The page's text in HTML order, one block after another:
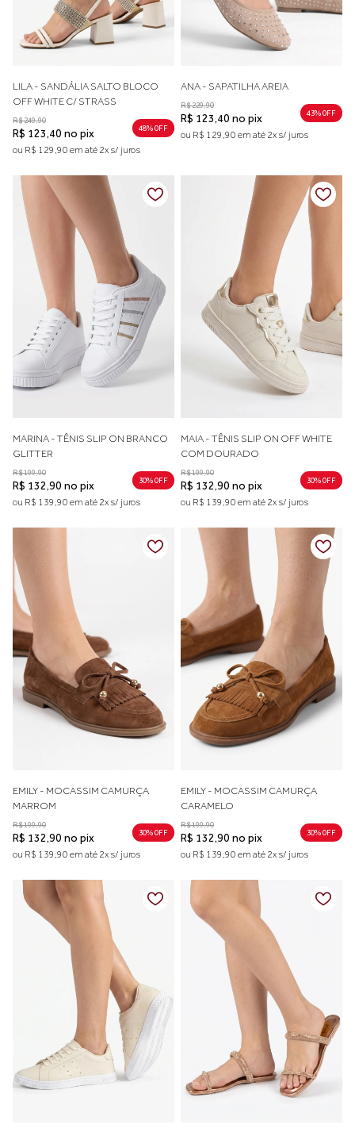
LILA - SANDÁLIA SALTO BLOCO
OFF WHITE C/ STRASS
R$ 249,90
R$ 123,40 no pix 48% 0FF
ou R$ 129,90 em até 2x s/ juros
ANA - SAPATILHA AREIA
R$ 229,90
R$ 123,40 no pix 43% 0FF
ou R$ 129,90 em até 2x s/ juros
MARINA - TÊNIS SLIP ON BRANCO
GLITTER
R$ 199,90
R$ 132,90 no pix 30% 0FF
ou R$ 139,90 em até 2x s/ juros
MAIA - TÊNIS SLIP ON OFF WHITE
COM DOURADO
R$ 199,90
R$ 132,90 no pix 30% 0FF
ou R$ 139,90 em até 2x s/ juros
EMILY - MOCASSIM CAMURÇA
MARROM
R$ 199,90
R$ 132,90 no pix 30% 0FF
ou R$ 139,90 em até 2x s/ juros
EMILY - MOCASSIM CAMURÇA
CARAMELO
R$ 199,90
R$ 132,90 no pix 30% 0FF
ou R$ 139,90 em até 2x s/ juros